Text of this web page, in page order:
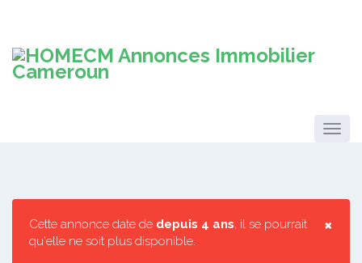
×
Cette annonce date de depuis 4 ans, il se pourrait
qu'elle ne soit plus disponible.